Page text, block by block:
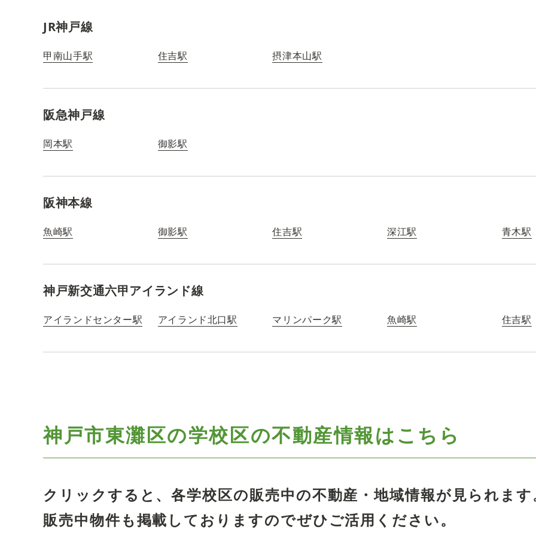
JR神戸線
甲南山手駅 住吉駅 摂津本山駅
阪急神戸線
岡本駅 御影駅
阪神本線
魚崎駅 御影駅 住吉駅 深江駅 青木駅
神戸新交通六甲アイランド線
アイランドセンター駅 アイランド北口駅 マリンパーク駅 魚崎駅 住吉駅
神戸市東灘区の学校区の不動産情報はこちら
クリックすると、各学校区の販売中の不動産・地域情報が見られます
販売中物件も掲載しておりますのでぜひご活用ください。